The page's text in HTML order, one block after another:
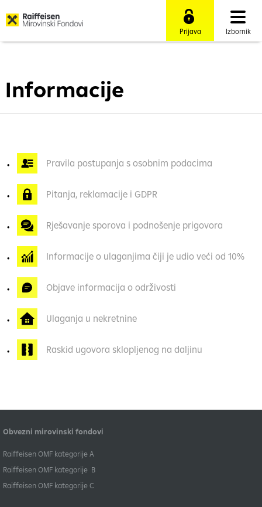
Izbornik
Prijava
Informacije
Pravila postupanja s osobnim podacima
Pitanja, reklamacije i GDPR
Rješavanje sporova i podnošenje prigovora
Informacije o ulaganjima čiji je udio veći od 10%
Objave informacija o održivosti
Ulaganja u nekretnine
Raskid ugovora sklopljenog na daljinu
Obvezni mirovinski fondovi
​Raiffeisen OMF kategorije A
Raiffeisen OMF kategorije B
​Raiffeisen OMF kategorije C